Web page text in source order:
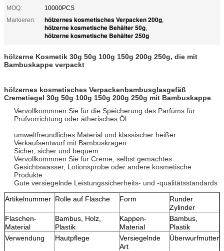
MOQ:
10000PCS
Markieren:
hölzernes kosmetisches Verpacken 200g,
hölzerne kosmetische Behälter 50g,
hölzerne kosmetische Behälter 250g
hölzerne Kosmetik 30g 50g 100g 150g 200g 250g, die mit
Bambuskappe verpackt
hölzernes kosmetisches Verpackenbambusglasgefäß
Cremetiegel 30g 50g 100g 150g 200g 250g mit Bambuskappe
Vervollkommnen Sie für die Speicherung des Parfüms für
Prüfvorrichtung oder ätherisches Öl
umweltfreundliches Material und klassischer heißer
Verkaufsentwurf mit Bambuskragen
Sicher, sicher und bequem
Vervollkommnen Sie für Creme, selbst gemachtes
Gesichtswasser, Lotionsprobe oder andere kosmetische
Produkte
Gute versiegelnde Leistungssicherheits- und -qualitätsstandards
Artikelnummer Rolle auf Flasche Form
Runder
Zylinder
Flaschen-
Material
Bambus, Holz,
Plastik
Kappen-
Material
Bambus,
Plastik
Verwendung
Hautpflege
Versiegelnde
Art
Überwurfmutter